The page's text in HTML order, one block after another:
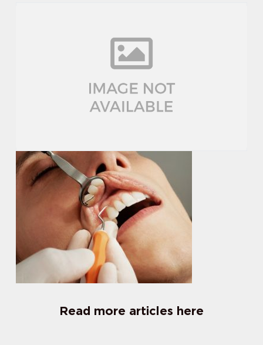
Read more articles here